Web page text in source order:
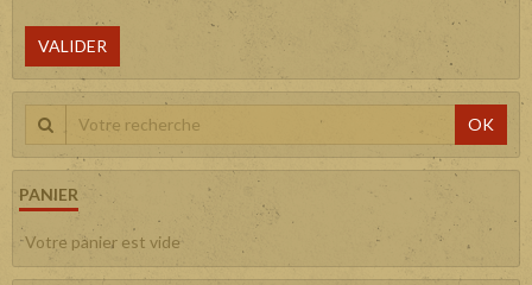
VALIDER
OK
PANIER
Votre panier est vide